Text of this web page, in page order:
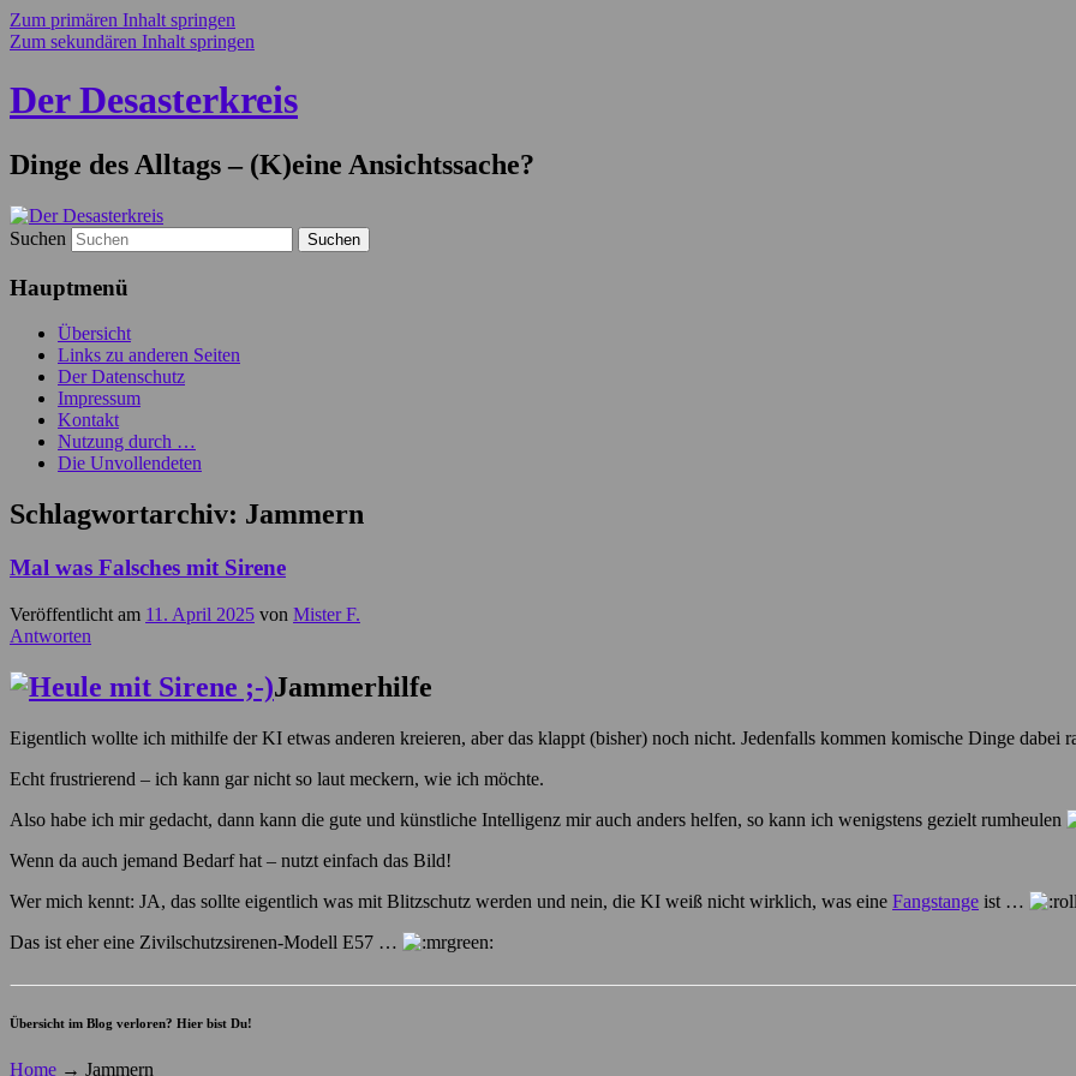
Zum primären Inhalt springen
Zum sekundären Inhalt springen
Der Desasterkreis
Dinge des Alltags – (K)eine Ansichtssache?
Suchen
Hauptmenü
Übersicht
Links zu anderen Seiten
Der Datenschutz
Impressum
Kontakt
Nutzung durch …
Die Unvollendeten
Schlagwortarchiv: Jammern
Mal was Falsches mit Sirene
Veröffentlicht am 11. April 2025 von Mister F.
Antworten
Jammerhilfe
Eigentlich wollte ich mithilfe der KI etwas anderen kreieren, aber das klappt (bisher) noch nicht. Jedenfalls kommen komische Dinge dabei
Echt frustrierend – ich kann gar nicht so laut meckern, wie ich möchte.
Also habe ich mir gedacht, dann kann die gute und künstliche Intelligenz mir auch anders helfen, so kann ich wenigstens gezielt rumheulen
Wenn da auch jemand Bedarf hat – nutzt einfach das Bild!
Wer mich kennt: JA, das sollte eigentlich was mit Blitzschutz werden und nein, die KI weiß nicht wirklich, was eine Fangstange ist …
Das ist eher eine Zivilschutzsirenen-Modell E57 …
Übersicht im Blog verloren? Hier bist Du!
Home → Jammern